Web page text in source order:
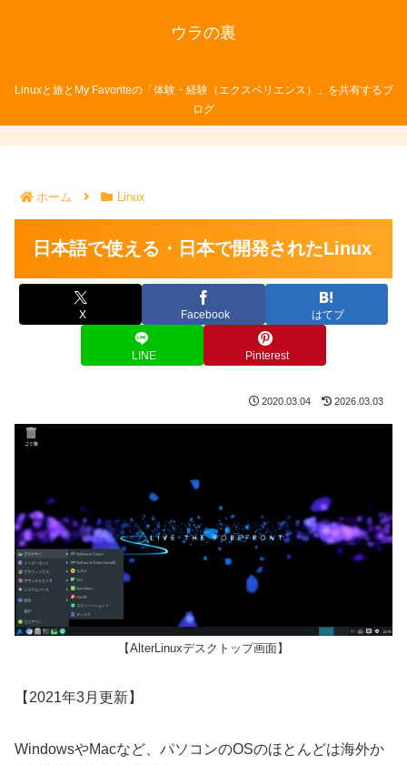
ウラの裏
Linuxと旅とMy Favoriteの「体験・経験（エクスペリエンス）」を共有するブ
ログ
ホーム Linux
日本語で使える・日本で開発されたLinux
X Facebook はてブ
LINE Pinterest
2020.03.04 2026.03.03
【AlterLinuxデスクトップ画面】
【2021年3月更新】
WindowsやMacなど、パソコンのOSのほとんどは海外か